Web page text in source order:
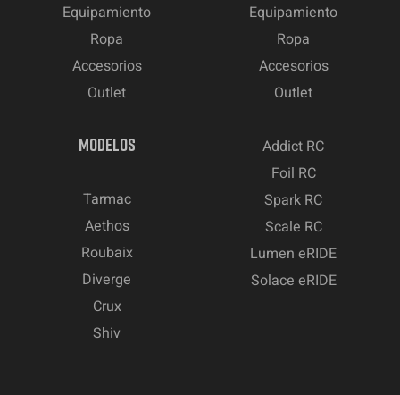
Equipamiento
Ropa
Accesorios
Outlet
Equipamiento
Ropa
Accesorios
Outlet
MODELOS
Tarmac
Aethos
Roubaix
Diverge
Crux
Shiv
Addict RC
Foil RC
Spark RC
Scale RC
Lumen eRIDE
Solace eRIDE